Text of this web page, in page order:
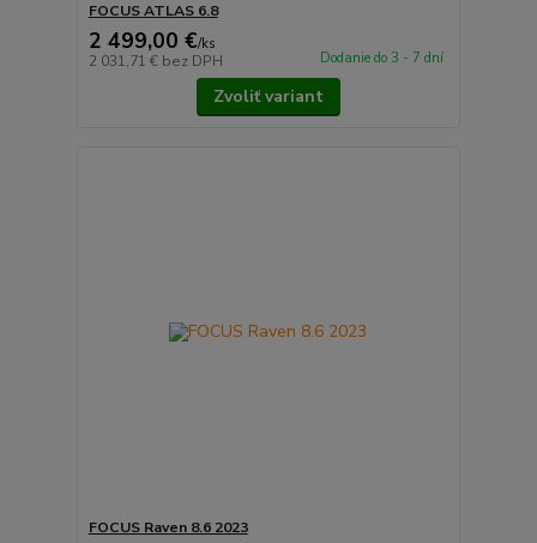
FOCUS ATLAS 6.8
2 499,00 €/ks
2 031,71 € bez DPH Dodanie do 3 - 7 dní
Zvoliť variant
FOCUS Raven 8.6 2023